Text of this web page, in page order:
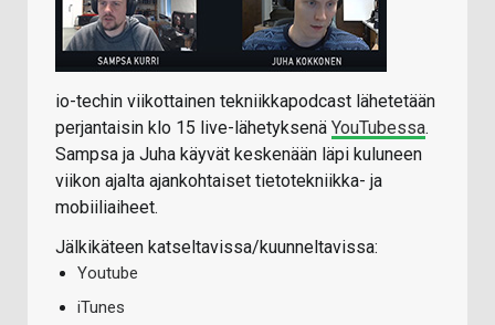
io-techin viikottainen tekniikkapodcast lähetetään
perjantaisin klo 15 live-lähetyksenä YouTubessa.
Sampsa ja Juha käyvät keskenään läpi kuluneen
viikon ajalta ajankohtaiset tietotekniikka- ja
mobiiliaiheet.
Jälkikäteen katseltavissa/kuunneltavissa:
Youtube
iTunes